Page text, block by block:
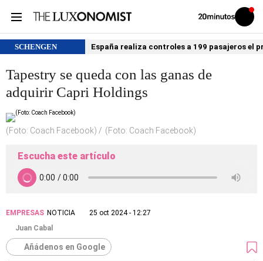
Volver
Iniciar
sesión
SCHENGEN España realiza controles a 199 pasajeros el
Tapestry se queda con las ganas de
adquirir Capri Holdings
(Foto: Coach Facebook) (Foto: Coach Facebook)
Escucha este artículo
EMPRESAS NOTICIA
25 oct 2024 - 12:27
Juan Cabal
Añádenos en Google